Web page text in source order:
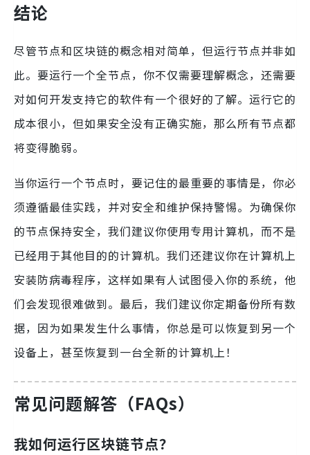
结论
尽管节点和区块链的概念相对简单，但运行节点并非如
此。要运行一个全节点，你不仅需要理解概念，还需要
对如何开发支持它的软件有一个很好的了解。运行它的
成本很小，但如果安全没有正确实施，那么所有节点都
将变得脆弱。
当你运行一个节点时，要记住的最重要的事情是，你必
须遵循最佳实践，并对安全和维护保持警惕。为确保你
的节点保持安全，我们建议你使用专用计算机，而不是
已经用于其他目的的计算机。我们还建议你在计算机上
安装防病毒程序，这样如果有人试图侵入你的系统，他
们会发现很难做到。最后，我们建议你定期备份所有数
据，因为如果发生什么事情，你总是可以恢复到另一个
设备上，甚至恢复到一台全新的计算机上！
常见问题解答（FAQs）
我如何运行区块链节点？